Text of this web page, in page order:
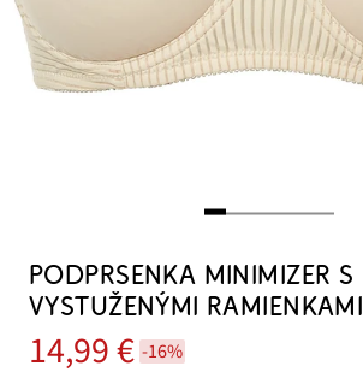
PODPRSENKA MINIMIZER S
VYSTUŽENÝMI RAMIENKAMI
14,99 € -16%